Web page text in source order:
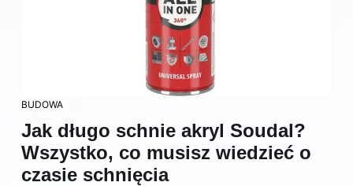
BUDOWA
Jak długo schnie akryl Soudal?
Wszystko, co musisz wiedzieć o
czasie schnięcia